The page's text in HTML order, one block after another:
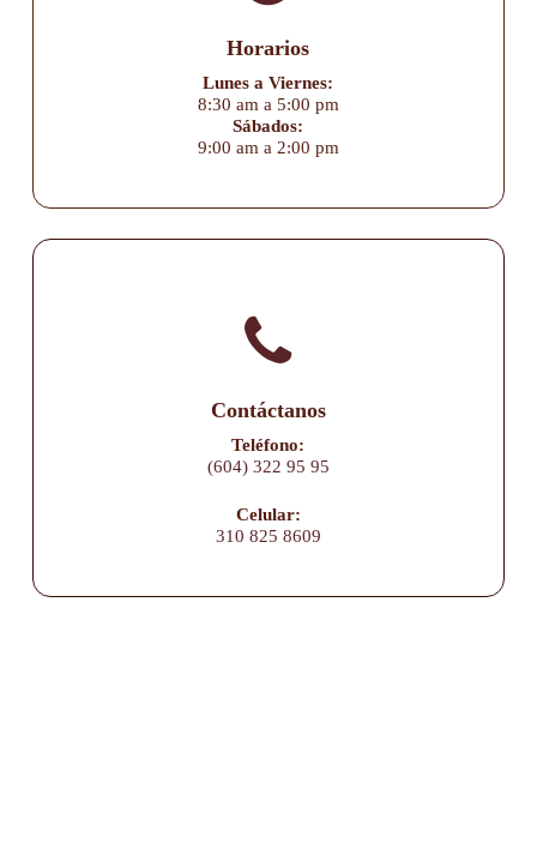
Horarios
Lunes a Viernes:
8:30 am a 5:00 pm
Sábados:
9:00 am a 2:00 pm
Contáctanos
Teléfono:
(604) 322 95 95
Celular:
310 825 8609